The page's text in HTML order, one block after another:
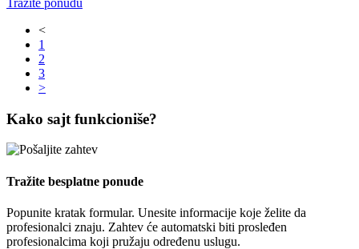
<
1
2
3
>
Kako sajt funkcioniše?
Tražite besplatne ponude
Popunite kratak formular. Unesite informacije koje želite da
profesionalci znaju. Zahtev će automatski biti prosleđen
profesionalcima koji pružaju određenu uslugu.